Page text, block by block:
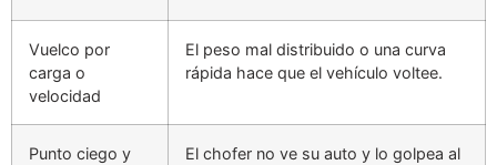
Vuelco por
carga o
velocidad
El peso mal distribuido o una curva
rápida hace que el vehículo voltee.
Punto ciego y El chofer no ve su auto y lo golpea al